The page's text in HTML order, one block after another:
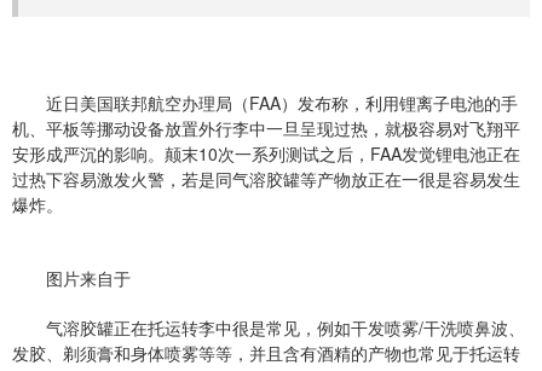
近日美国联邦航空办理局（FAA）发布称，利用锂离子电池的手
机、平板等挪动设备放置外行李中一旦呈现过热，就极容易对飞翔平
安形成严沉的影响。颠末10次一系列测试之后，FAA发觉锂电池正在
过热下容易激发火警，若是同气溶胶罐等产物放正在一很是容易发生
爆炸。
图片来自于
气溶胶罐正在托运转李中很是常见，例如干发喷雾/干洗喷鼻波、
发胶、剃须膏和身体喷雾等等，并且含有酒精的产物也常见于托运转